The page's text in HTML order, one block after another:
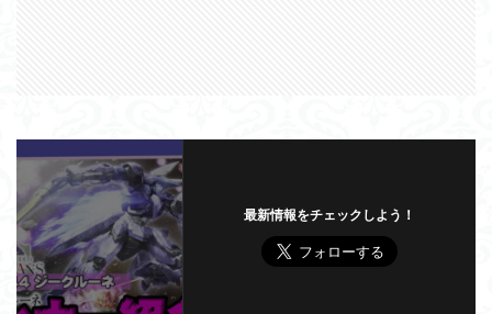
最新情報をチェックしよう！